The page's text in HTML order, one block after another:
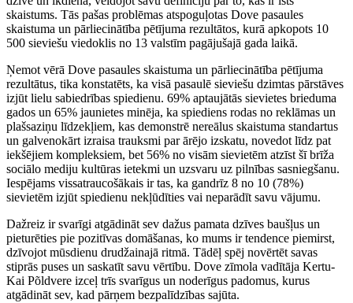
skaistums. Tās pašas problēmas atspoguļotas Dove pasaules
skaistuma un pārliecinātība pētījuma rezultātos, kurā apkopots 10
500 sieviešu viedoklis no 13 valstīm pagājušajā gada laikā.
Ņemot vērā Dove pasaules skaistuma un pārliecinātība pētījuma
rezultātus, tika konstatēts, ka visā pasaulē sieviešu dzimtas pārstāves
izjūt lielu sabiedrības spiedienu. 69% aptaujātās sievietes brieduma
gados un 65% jaunietes minēja, ka spiediens rodas no reklāmas un
plašsaziņu līdzekļiem, kas demonstrē nereālus skaistuma standartus
un galvenokārt izraisa trauksmi par ārējo izskatu, novedot līdz pat
iekšējiem kompleksiem, bet 56% no visām sievietēm atzīst šī brīža
sociālo mediju kultūras ietekmi un uzsvaru uz pilnības sasniegšanu.
Iespējams vissatraucošākais ir tas, ka gandrīz 8 no 10 (78%)
sievietēm izjūt spiedienu nekļūdīties vai neparādīt savu vājumu.
Dažreiz ir svarīgi atgādināt sev dažus pamata dzīves baušļus un
pieturēties pie pozitīvas domāšanas, ko mums ir tendence piemirst,
dzīvojot mūsdienu drudžainajā ritmā. Tādēļ spēj novērtēt savas
stiprās puses un saskatīt savu vērtību. Dove zīmola vadītāja Kertu-
Kai Põldvere izceļ trīs svarīgus un noderīgus padomus, kurus
atgādināt sev, kad pārņem bezpalīdzības sajūta.